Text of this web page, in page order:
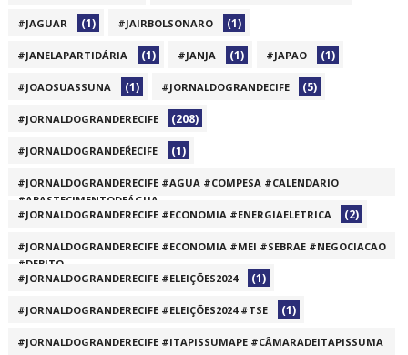
#JAGUAR (1) #JAIRBOLSONARO (1)
#JANELAPARTIDÁRIA (1) #JANJA (1) #JAPAO (1)
#JOAOSUASSUNA (1) #JORNALDOGRANDECIFE (5)
#JORNALDOGRANDERECIFE (208)
#JORNALDOGRANDEŔECIFE (1)
#JORNALDOGRANDERECIFE #AGUA #COMPESA #CALENDARIO
#ABASTECIMENTODEÁGUA
(1)
#JORNALDOGRANDERECIFE #ECONOMIA #ENERGIAELETRICA (2)
#JORNALDOGRANDERECIFE #ECONOMIA #MEI #SEBRAE #NEGOCIACAO
#DEBITO
(1)
#JORNALDOGRANDERECIFE #ELEIÇÕES2024 (1)
#JORNALDOGRANDERECIFE #ELEIÇÕES2024 #TSE (1)
#JORNALDOGRANDERECIFE #ITAPISSUMAPE #CÂMARADEITAPISSUMA